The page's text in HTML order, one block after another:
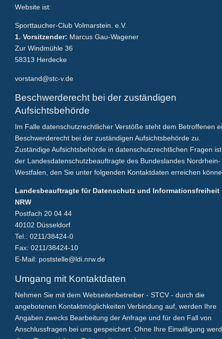
Website ist:
Sporttaucher-Club Volmarstein. e.V.
1. Vorsitzender: Marcus Gau-Wagener
Zur Windmühle 36
58313 Herdecke
vorstand@stc-v.de
Beschwerderecht bei der zuständigen
Aufsichtsbehörde
Im Falle datenschutzrechtlicher Verstöße steht dem Betroffenen
Beschwerderecht bei der zuständigen Aufsichtsbehörde zu.
Zuständige Aufsichtsbehörde in datenschutzrechtlichen Fragen ist
der Landesdatenschutzbeauftragte des Bundeslandes Nordrhein-
Westfalen, den Sie unter folgenden Kontaktdaten erreichen
Landesbeauftragte für Datenschutz und Informationsfreiheit
NRW
Postfach 20 04 44
40102 Düsseldorf
Tel.: 0211/38424-0
Fax: 0211/38424-10
E-Mail: poststelle@ldi.nrw.de
Umgang mit Kontaktdaten
Nehmen Sie mit dem Webseitenbetreiber - STCV - durch die
angebotenen Kontaktmöglichkeiten Verbindung auf, werden Ihre
Angaben zwecks Bearbeitung der Anfrage und für den Fall von
Anschlussfragen bei uns gespeichert. Ohne Ihre Einwilligung